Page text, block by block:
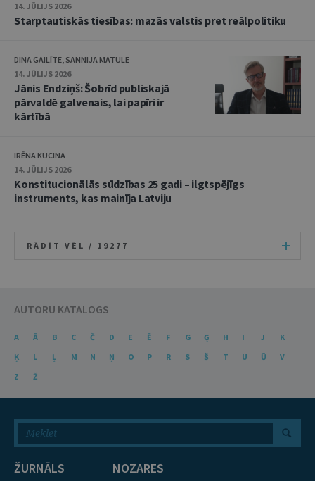
14. JŪLIJS 2026
Starptautiskās tiesības: mazās valstis pret reālpolitiku
DINA GAILĪTE, SANNIJA MATULE
14. JŪLIJS 2026
Jānis Endziņš: Šobrīd publiskajā
pārvaldē galvenais, lai papīri ir
kārtībā
IRĒNA KUCINA
14. JŪLIJS 2026
Konstitucionālās sūdzības 25 gadi – ilgtspējīgs
instruments, kas mainīja Latviju
RĀDĪT VĒL / 19277
AUTORU KATALOGS
A Ā B C Č D E Ē F G Ģ H I J
K
Ķ
L Ļ M N Ņ O P R S Š T U Ū
V
Z
Ž
ŽURNĀLS NOZARES